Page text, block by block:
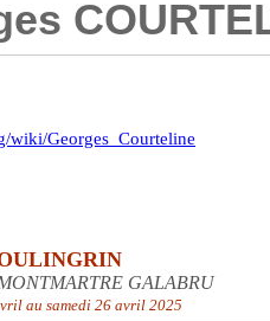
wiki/Georges_Courteline
GALABRU
au samedi 26 avril 2025